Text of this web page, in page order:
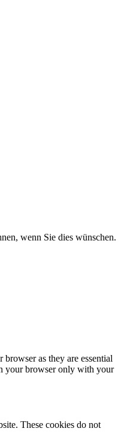
wenn Sie dies wünschen.
as they are essential
your browser only with your
These cookies do not